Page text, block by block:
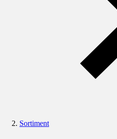
Sortiment